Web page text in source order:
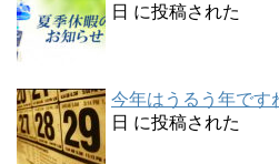
日 に投稿された
今年はうるう年です
日 に投稿された